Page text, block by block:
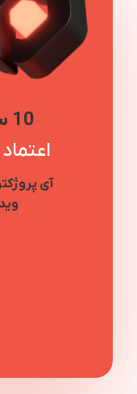
10 سال در کنار شما
آی